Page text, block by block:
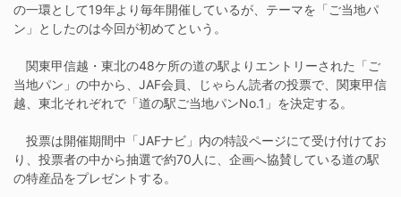
の一環として19年より毎年開催しているが、テーマを「ご当地パ
ン」としたのは今回が初めてという。
関東甲信越・東北の48ケ所の道の駅よりエントリーされた「ご
当地パン」の中から、JAF会員、じゃらん読者の投票で、関東甲信
越、東北それぞれで「道の駅ご当地パンNo.1」を決定する。
投票は開催期間中「JAFナビ」内の特設ページにて受け付けてお
り、投票者の中から抽選で約70人に、企画へ協賛している道の駅
の特産品をプレゼントする。